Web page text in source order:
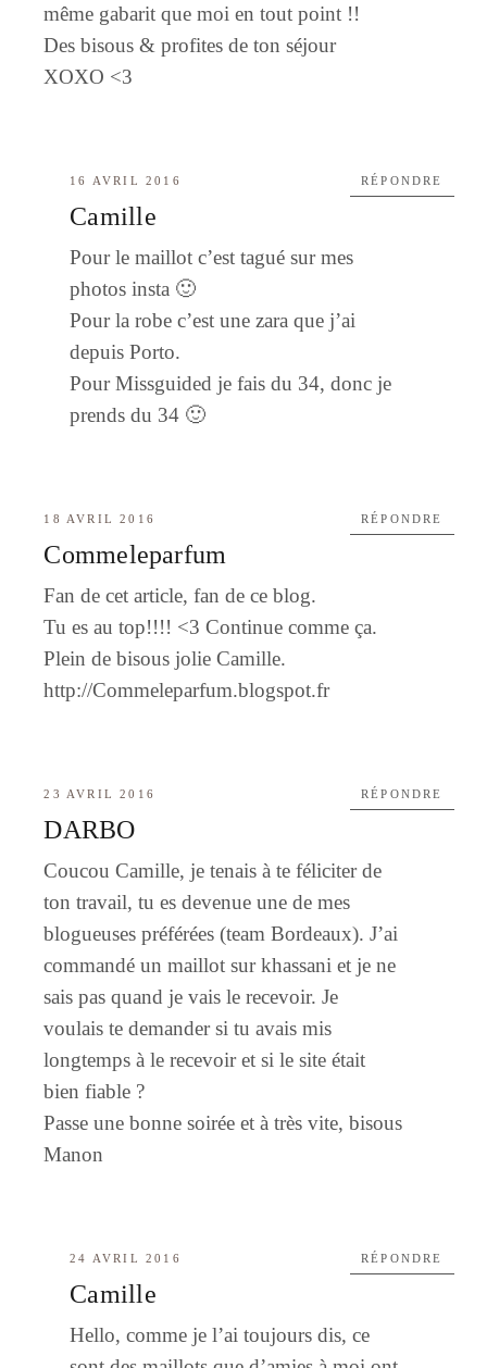
même gabarit que moi en tout point !!
Des bisous & profites de ton séjour
XOXO <3
16 AVRIL 2016
Camille
Pour le maillot c’est tagué sur mes
photos insta 🙂
Pour la robe c’est une zara que j’ai
depuis Porto.
Pour Missguided je fais du 34, donc je
prends du 34 🙂
RÉPONDRE
18 AVRIL 2016
Commeleparfum
Fan de cet article, fan de ce blog.
Tu es au top!!!! <3 Continue comme ça.
Plein de bisous jolie Camille.
http://Commeleparfum.blogspot.fr
RÉPONDRE
23 AVRIL 2016
DARBO
Coucou Camille, je tenais à te féliciter de
ton travail, tu es devenue une de mes
blogueuses préférées (team Bordeaux). J’ai
commandé un maillot sur khassani et je ne
sais pas quand je vais le recevoir. Je
voulais te demander si tu avais mis
longtemps à le recevoir et si le site était
bien fiable ?
Passe une bonne soirée et à très vite, bisous
Manon
RÉPONDRE
24 AVRIL 2016
Camille
Hello, comme je l’ai toujours dis, ce
RÉPONDRE